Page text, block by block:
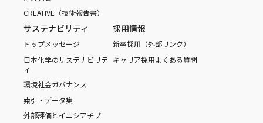
CREATIVE（技術報告書）
サステナビリティ
トップメッセージ
日本化学のサステナビリテ
ィ
環境社会ガバナンス
索引・データ集
外部評価とイニシアチブ
採用情報
新卒採用（外部リンク）
キャリア採用よくある質問